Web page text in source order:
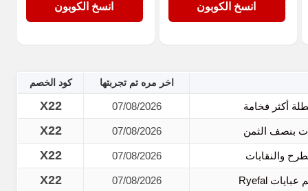
انسخ الكوبون انسخ الكوبون
اخر مره تم تجربتها كود الخصم
07/08/2026
X22
07/08/2026
X22
07/08/2026
X22
07/08/2026
X22